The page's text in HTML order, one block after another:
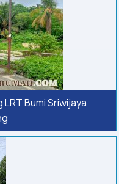
Bumi Sriwijaya